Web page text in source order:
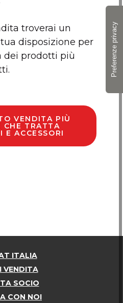
troverai un
disposizione per
dei prodotti più
VENDITA PIÙ
CHE TRATTA
E ACCESSORI
ITALIA
VENDITA
SOCIO
CON NOI